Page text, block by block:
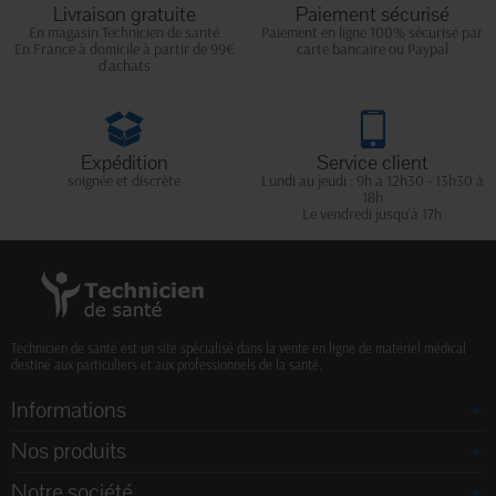
Livraison gratuite
En magasin Technicien de santé
En France à domicile à partir de 99€
d'achats
Paiement sécurisé
Paiement en ligne 100% sécurisé par
carte bancaire ou Paypal
Expédition
soignée et discrète
Service client
Lundi au jeudi : 9h à 12h30 - 13h30 à
18h
Le vendredi jusqu'à 17h
Technicien de santé est un site spécialisé dans la vente en ligne de matériel médical
destiné aux particuliers et aux professionnels de la santé.
Informations
Nos produits